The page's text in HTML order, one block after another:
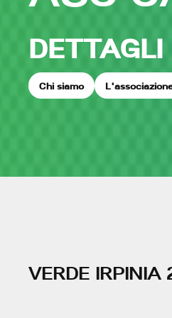
DETTAGLI
Chi siamo
VERDE IRPINIA